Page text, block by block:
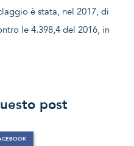
è stata, nel 2017, di
le 4.398,4 del 2016, in
post